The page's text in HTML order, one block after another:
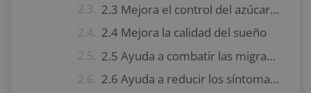
2.3 Mejora el control del azúcar en la sangre en la diabetes tipo 2
2.4 Mejora la calidad del sueño
2.5 Ayuda a combatir las migrañas
2.6 Ayuda a reducir los síntomas de depresión